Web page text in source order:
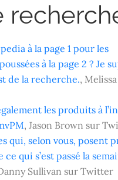
à la page 1 pour les
à la page 2 ? Je
de la recherche.,
les produits à
, Jason Brown sur
qui, selon vous, posent
qui s’est passé la
Sullivan sur Twitter